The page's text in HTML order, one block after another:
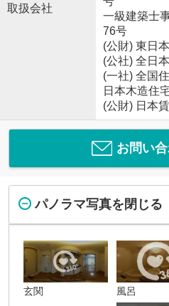
取扱会社
一級建築士
76号
(公財) 東日
(公社) 全日
(一社) 全国
日本木造住
(公財) 日本
お問い
パノラマ写真を閉じる
玄関 風呂